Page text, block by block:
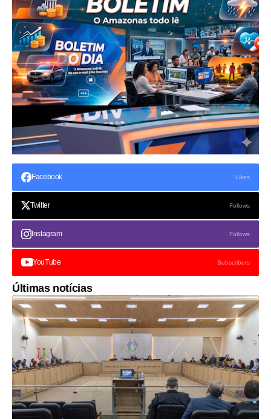
Facebook Likes
Twitter Follows
Instagram Follows
YouTube Subscribers
Últimas notícias